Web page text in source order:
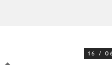
16 /